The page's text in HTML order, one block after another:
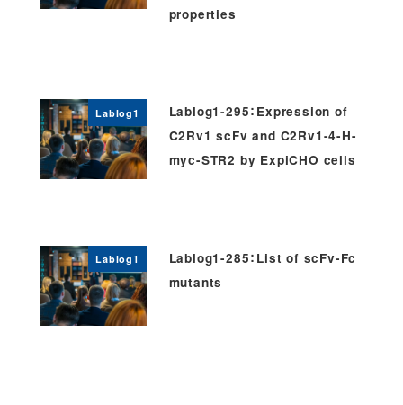
properties
Lablog1
Lablog1-295：Expression of
C2Rv1 scFv and C2Rv1-4-H-
myc-STR2 by ExpiCHO cells
Lablog1
Lablog1-285：List of scFv-Fc
mutants